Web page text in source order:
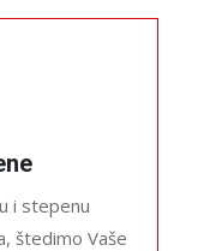
i stepenu
štedimo Vaše